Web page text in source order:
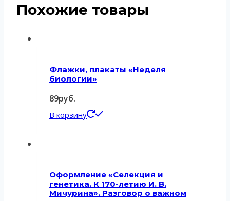
Похожие товары
Флажки, плакаты «Неделя
биологии»
89руб.
В корзину
Оформление «Селекция и
генетика. К 170-летию И. В.
Мичурина». Разговор о важном